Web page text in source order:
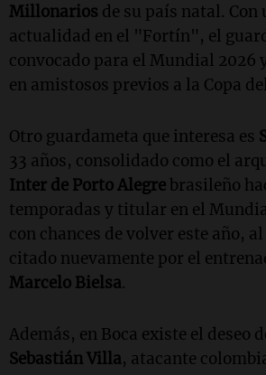
Millonarios de su país natal. Con
actualidad en el "Fortín", el
convocado para el Mundial 2026
en amistosos previos a la Copa
Otro guardameta que interesa es
33 años, consolidado como el
Inter de Porto Alegrebrasileño
temporadas y titular en el
con chances de volver este año,
citado nuevamente por el
Marcelo Bielsa.
Además, en Boca existe el deseo
Sebastián Villa, atacante